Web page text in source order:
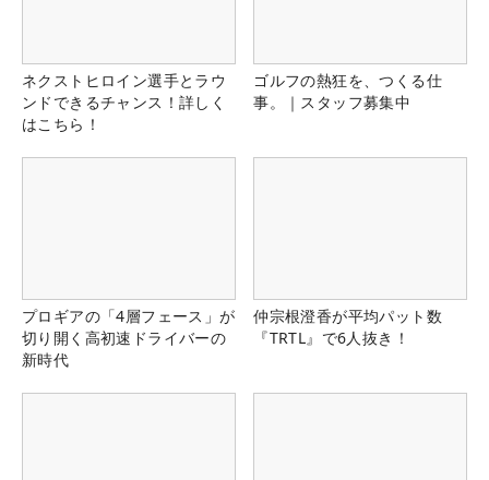
ネクストヒロイン選手とラウ
ンドできるチャンス！詳しく
はこちら！
ゴルフの熱狂を、つくる仕
事。｜スタッフ募集中
プロギアの「4層フェース」が
切り開く高初速ドライバーの
新時代
仲宗根澄香が平均パット数
『TRTL』で6人抜き！